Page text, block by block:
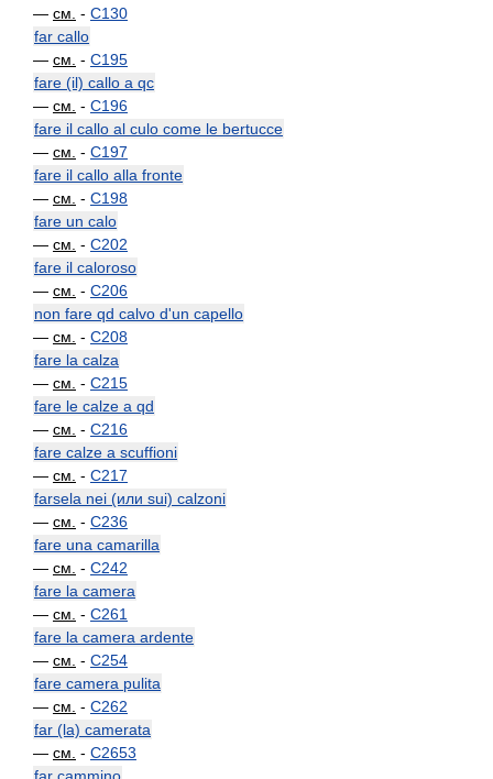
— см. - C130
far callo
— см. - C195
fare (il) callo a qc
— см. - C196
fare il callo al culo come le bertucce
— см. - C197
fare il callo alla fronte
— см. - C198
fare un calo
— см. - C202
fare il caloroso
— см. - C206
non fare qd calvo d'un capello
— см. - C208
fare la calza
— см. - C215
fare le calze a qd
— см. - C216
fare calze a scuffioni
— см. - C217
farsela nei (или sui) calzoni
— см. - C236
fare una camarilla
— см. - C242
fare la camera
— см. - C261
fare la camera ardente
— см. - C254
fare camera pulita
— см. - C262
far (la) camerata
— см. - C2653